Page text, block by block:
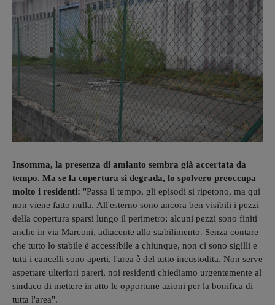
Insomma, la presenza di amianto sembra già accertata da
tempo. Ma se la copertura si degrada, lo spolvero preoccupa
molto i residenti: "Passa il tempo, gli episodi si ripetono, ma qui
non viene fatto nulla. All'esterno sono ancora ben visibili i pezzi
della copertura sparsi lungo il perimetro; alcuni pezzi sono finiti
anche in via Marconi, adiacente allo stabilimento. Senza contare
che tutto lo stabile è accessibile a chiunque, non ci sono sigilli e
tutti i cancelli sono aperti, l'area è del tutto incustodita. Non serve
aspettare ulteriori pareri, noi residenti chiediamo urgentemente al
sindaco di mettere in atto le opportune azioni per la bonifica di
tutta l'area".